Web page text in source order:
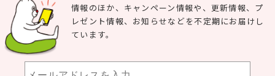
情報のほか、キャンペーン情報や、更新情報、プ
レゼント情報、お知らせなどを不定期にお届けし
ています。